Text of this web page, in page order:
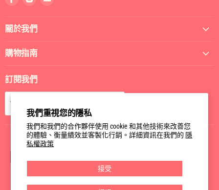
我們重視您的隱私
我們和我們的合作夥伴使用 cookie 和其他技術來改善您
的體驗、衡量績效並客製化行銷。詳細資訊在我們的 隱
私權政策
接受
們
們
關於我們
購物指南
訂閱我們
電郵